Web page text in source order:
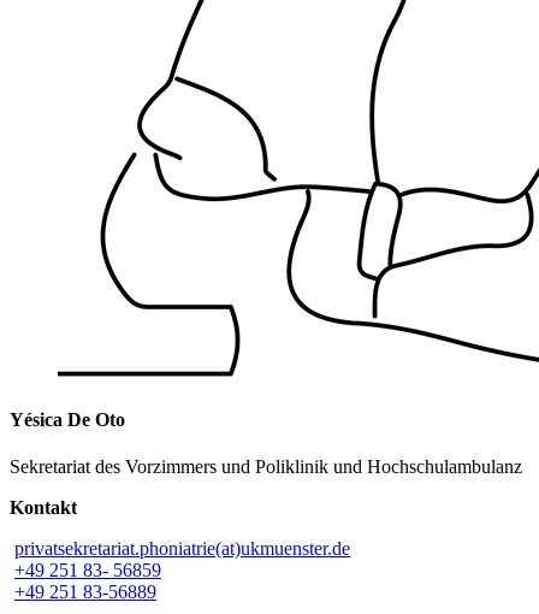
Yésica De Oto
Sekretariat des Vorzimmers und Poliklinik und Hochschulambulanz
Kontakt
privatsekretariat.phoniatrie(at)ukmuenster.de
+49 251 83- 56859
+49 251 83-56889